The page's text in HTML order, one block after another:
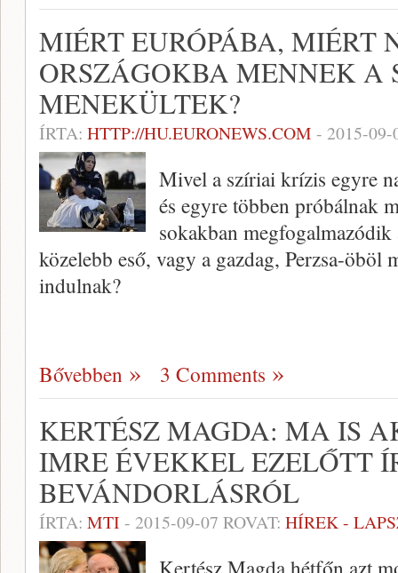
MIÉRT EURÓPÁBA, MIÉRT
ORSZÁGOKBA MENNEK A
MENEKÜLTEK?
ÍRTA: HTTP://HU.EURONEWS.COM - 2015-09-
Mivel a szíriai krízis egyre
és egyre többen próbálnak
sokakban
közelebb eső, vagy a gazdag, Perzsa-öböl
indulnak?
Bővebben 3 Comments
KERTÉSZ MAGDA: MA IS
IMRE ÉVEKKEL EZELŐTT
BEVÁNDORLÁSRÓL
ÍRTA: MTI - 2015-09-07 ROVAT: HÍREK -